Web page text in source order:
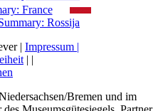
| Impressum |
| |